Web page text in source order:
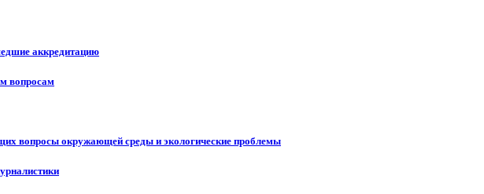
аккредитацию
вопросам
вопросы окружающей среды и экологические проблемы